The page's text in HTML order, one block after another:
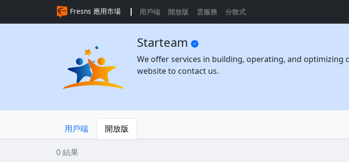
Fresns 應用市場 用戶端 開放版 雲服務 分散式
Starteam
We offer services in building, operating, and optimizing
website to contact us.
用戶端 開放版
0 結果